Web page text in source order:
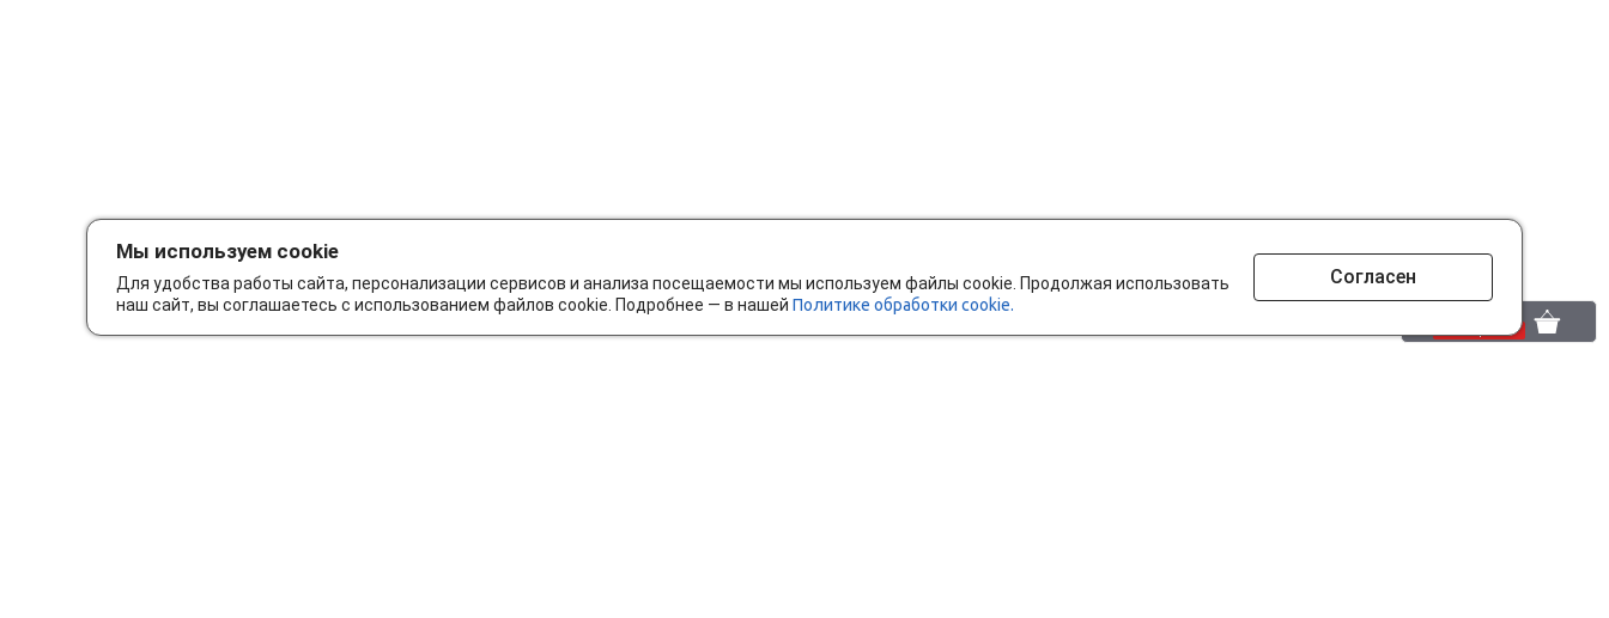
Мы используем cookie
Для удобства работы сайта, персонализации сервисов и анализа посещаемости мы используем файлы cookie. Продолжая использовать
наш сайт, вы соглашаетесь с использованием файлов cookie. Подробнее — в нашей Политике обработки cookie.
Согласен